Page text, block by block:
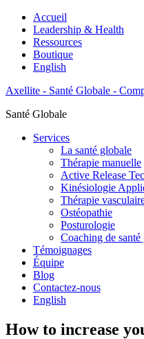
Accueil
Leadership & Health
Ressources
Boutique
English
Axellite - Santé Globale -
Santé Globale
Services
La santé globale
Thérapie manuelle
Active Release
Kinésiologie
Thérapie
Ostéopathie
Posturologie
Coaching de santé
Témoignages
Équipe
Blog
Contactez-nous
English
How to increase